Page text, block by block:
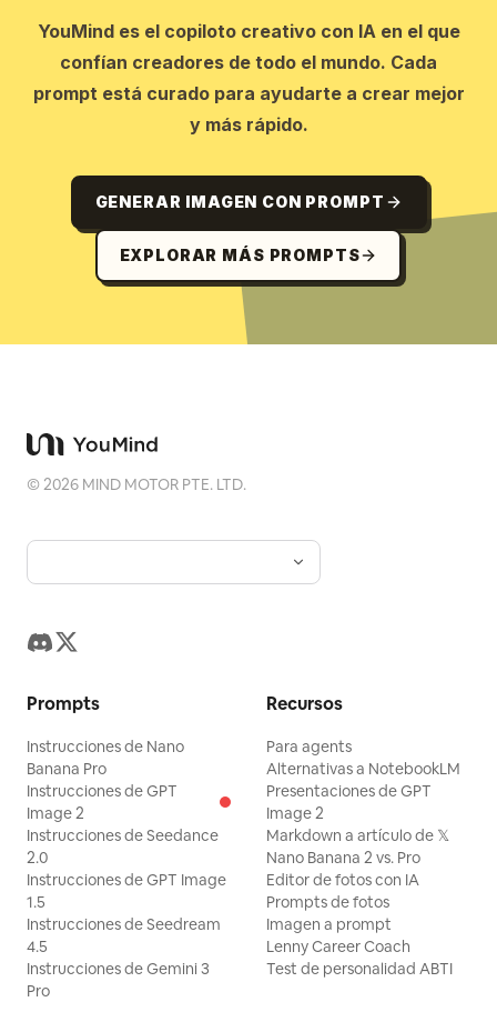
YouMind es el copiloto creativo con IA en el que
confían creadores de todo el mundo. Cada
prompt está curado para ayudarte a crear mejor
y más rápido.
GENERAR IMAGEN CON PROMPT
EXPLORAR MÁS PROMPTS
©2026 MIND MOTOR PTE. LTD.
Prompts
Instrucciones de Nano
Banana Pro
Instrucciones de GPT
Image 2
Instrucciones de Seedance
2.0
Instrucciones de GPT Image
1.5
Instrucciones de Seedream
4.5
Instrucciones de Gemini 3
Pro
Recursos
Para agents
Alternativas a NotebookLM
Presentaciones de GPT
Image 2
Markdown a artículo de 𝕏
Nano Banana 2 vs. Pro
Editor de fotos con IA
Prompts de fotos
Imagen a prompt
Lenny Career Coach
Test de personalidad ABTI